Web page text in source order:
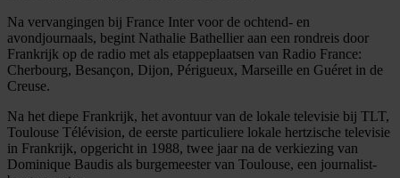
Na vervangingen bij France Inter voor de ochtend- en
avondjournaals, begint Nathalie Bathellier aan een rondreis door
Frankrijk op de radio met als etappeplaatsen van Radio France:
Cherbourg, Besançon, Dijon, Périgueux, Marseille en Guéret in de
Creuse.
Na het diepe Frankrijk, het avontuur van de lokale televisie bij TLT,
Toulouse Télévision, de eerste particuliere lokale hertzische televisie
in Frankrijk, opgericht in 1988, twee jaar na de verkiezing van
Dominique Baudis als burgemeester van Toulouse, een journalist-